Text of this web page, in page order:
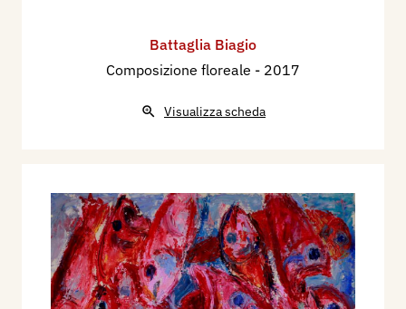
Battaglia Biagio
Composizione floreale - 2017
Visualizza scheda